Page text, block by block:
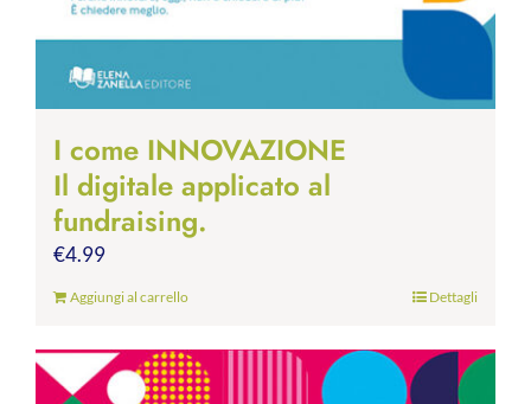
I come INNOVAZIONE
Il digitale applicato al
fundraising.
€4.99
Aggiungi al carrello Dettagli